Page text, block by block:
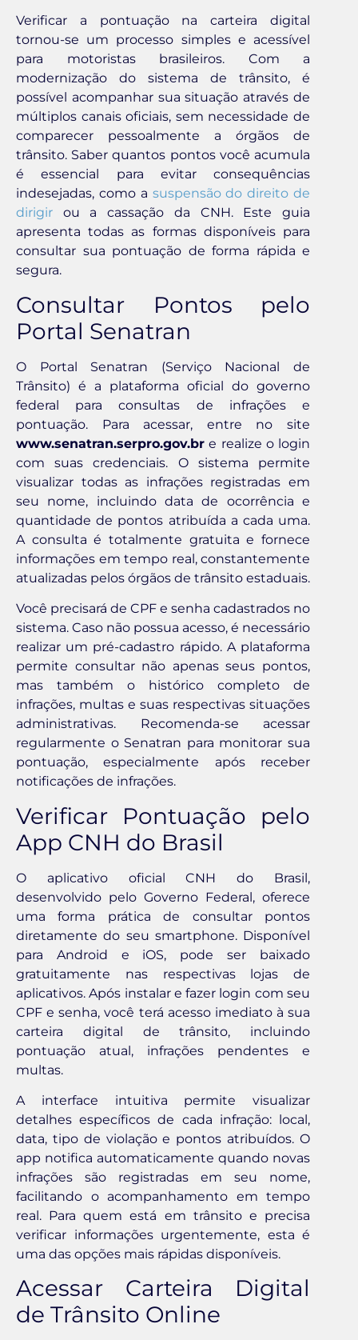
Verificar a pontuação na carteira digital
tornou-se um processo simples e acessível
para motoristas brasileiros. Com a
modernização do sistema de trânsito, é
possível acompanhar sua situação através de
múltiplos canais oficiais, sem necessidade de
comparecer pessoalmente a órgãos de
trânsito. Saber quantos pontos você acumula
é essencial para evitar consequências
indesejadas, como a suspensão do direito de
dirigir ou a cassação da CNH. Este guia
apresenta todas as formas disponíveis para
consultar sua pontuação de forma rápida e
segura.
Consultar Pontos pelo
Portal Senatran
O Portal Senatran (Serviço Nacional de
Trânsito) é a plataforma oficial do governo
federal para consultas de infrações e
pontuação. Para acessar, entre no site
www.senatran.serpro.gov.br e realize o login
com suas credenciais. O sistema permite
visualizar todas as infrações registradas em
seu nome, incluindo data de ocorrência e
quantidade de pontos atribuída a cada uma.
A consulta é totalmente gratuita e fornece
informações em tempo real, constantemente
atualizadas pelos órgãos de trânsito estaduais.
Você precisará de CPF e senha cadastrados no
sistema. Caso não possua acesso, é necessário
realizar um pré-cadastro rápido. A plataforma
permite consultar não apenas seus pontos,
mas também o histórico completo de
infrações, multas e suas respectivas situações
administrativas. Recomenda-se acessar
regularmente o Senatran para monitorar sua
pontuação, especialmente após receber
notificações de infrações.
Verificar Pontuação pelo
App CNH do Brasil
O aplicativo oficial CNH do Brasil,
desenvolvido pelo Governo Federal, oferece
uma forma prática de consultar pontos
diretamente do seu smartphone. Disponível
para Android e iOS, pode ser baixado
gratuitamente nas respectivas lojas de
aplicativos. Após instalar e fazer login com seu
CPF e senha, você terá acesso imediato à sua
carteira digital de trânsito, incluindo
pontuação atual, infrações pendentes e
multas.
A interface intuitiva permite visualizar
detalhes específicos de cada infração: local,
data, tipo de violação e pontos atribuídos. O
app notifica automaticamente quando novas
infrações são registradas em seu nome,
facilitando o acompanhamento em tempo
real. Para quem está em trânsito e precisa
verificar informações urgentemente, esta é
uma das opções mais rápidas disponíveis.
Acessar Carteira Digital
de Trânsito Online